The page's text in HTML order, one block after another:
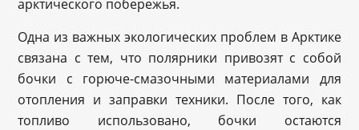
арктического побережья.
Одна из важных экологических проблем в Арктике
связана с тем, что полярники привозят с собой
бочки с горюче-смазочными материалами для
отопления и заправки техники. После того, как
топливо использовано, бочки остаются